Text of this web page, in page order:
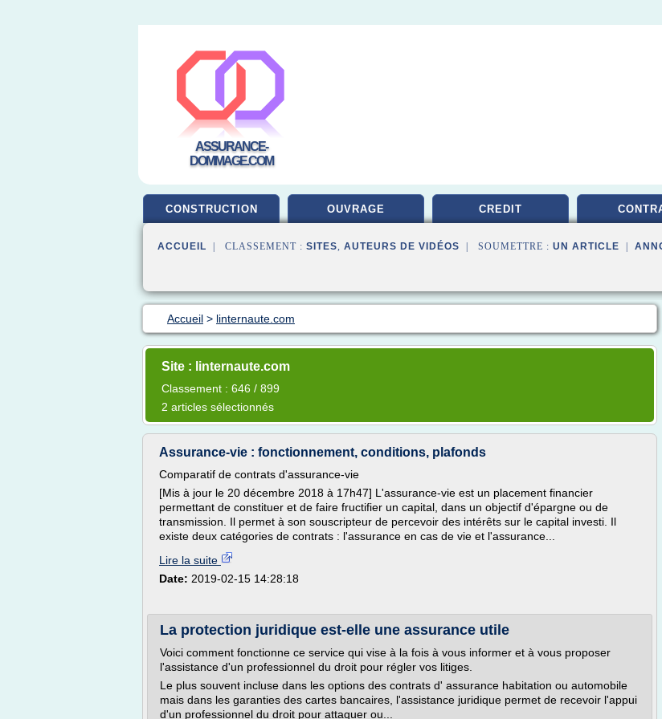
ASSURANCE-
DOMMAGE.COM
CONSTRUCTION OUVRAGE CREDIT
ACCUEIL | CLASSEMENT : SITES, AUTEURS DE VIDÉOS | SOUMETTRE : UN ARTICLE
Accueil > linternaute.com
Site : linternaute.com
Classement : 646 / 899
2 articles sélectionnés
Assurance-vie : fonctionnement, conditions, plafonds
Comparatif de contrats d'assurance-vie
[Mis à jour le 20 décembre 2018 à 17h47] L'assurance-vie est un placement financier
permettant de constituer et de faire fructifier un capital, dans un objectif d'épargne ou de
transmission. Il permet à son souscripteur de percevoir des intérêts sur le capital investi. Il
existe deux catégories de contrats : l'assurance en cas de vie et l'assurance...
Lire la suite
Date: 2019-02-15 14:28:18
La protection juridique est-elle une assurance utile
Voici comment fonctionne ce service qui vise à la fois à vous informer et à vous proposer
l'assistance d'un professionnel du droit pour régler vos litiges.
Le plus souvent incluse dans les options des contrats d' assurance habitation ou automobile
mais dans les garanties des cartes bancaires, l'assistance juridique permet de recevoir l'appui
d'un professionnel du droit pour attaquer ou...